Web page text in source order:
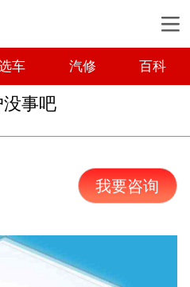
车 汽修 百科
事吧
我要咨询